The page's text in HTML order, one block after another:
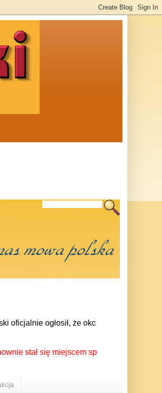
ogłosił, że około 30-kilku
stał się miejscem spotkania Polonii z